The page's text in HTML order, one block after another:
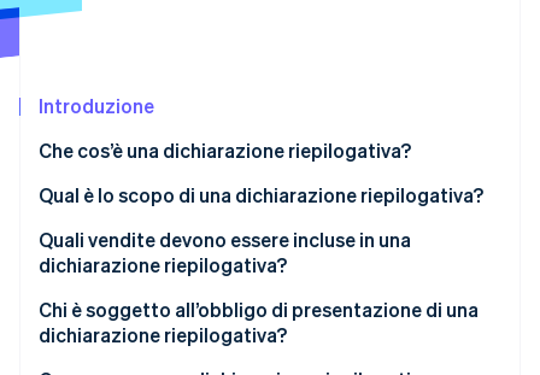
Scopri cosa ti aspetta
Atlas
Rimozione del carbonio
Identity
Verifica online dell'identità
Introduzione
Che cos’è una dichiarazione riepilogativa?
Qual è lo scopo di una dichiarazione riepilogativa?
Quali vendite devono essere incluse in una
dichiarazione riepilogativa?
Chi è soggetto all’obbligo di presentazione di una
dichiarazione riepilogativa?